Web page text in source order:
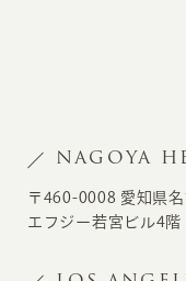
NAGOYA
〒460-0008 愛知県
エフジー若宮ビル4階